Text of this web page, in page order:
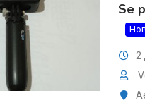
Se
2